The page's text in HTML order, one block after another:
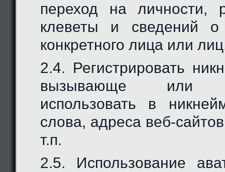
переход на личности,
клеветы и сведений о
конкретного лица или
2.4. Регистрировать
вызывающе или
использовать в
слова, адреса веб-
т.п.
2.5. Использование